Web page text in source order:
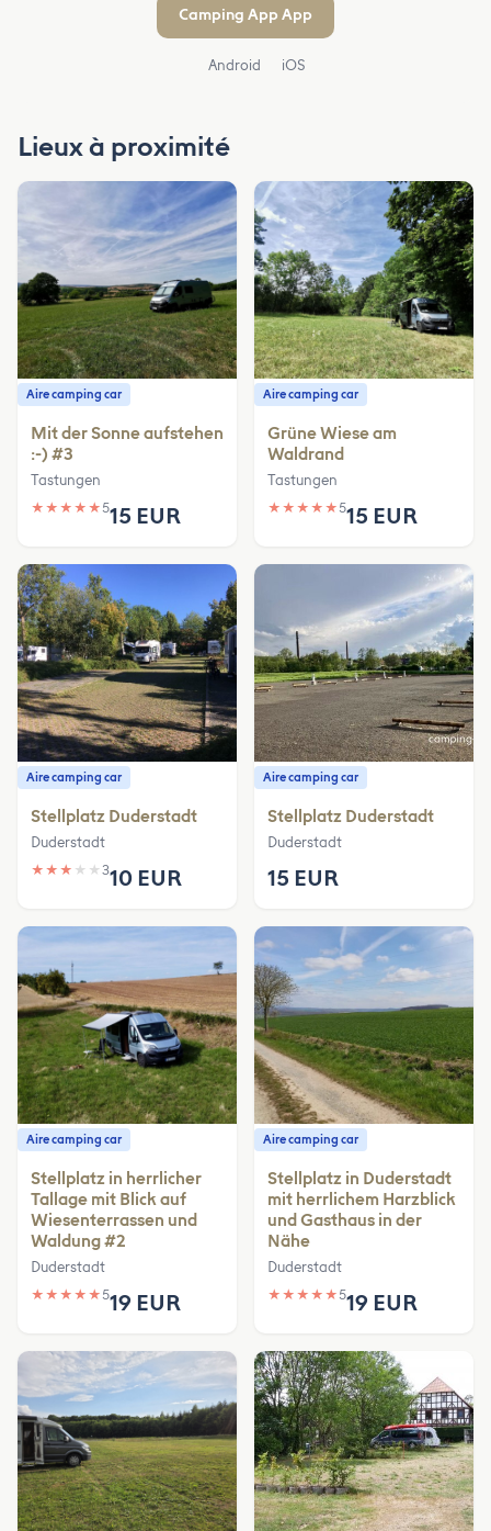
Camping App App
Android iOS
Lieux à proximité
Aire camping car
Mit der Sonne aufstehen
:-) #3
Tastungen
★ ★ ★ ★ ★515 EUR
Aire camping car
Grüne Wiese am
Waldrand
Tastungen
★ ★ ★ ★ ★515 EUR
Aire camping car
Stellplatz Duderstadt
Duderstadt
★ ★ ★ ★ ★ 310 EUR
Aire camping car
Stellplatz Duderstadt
Duderstadt
15 EUR
Aire camping car
Stellplatz in herrlicher
Tallage mit Blick auf
Wiesenterrassen und
Waldung #2
Duderstadt
★ ★ ★ ★ ★519 EUR
Aire camping car
Stellplatz in Duderstadt
mit herrlichem Harzblick
und Gasthaus in der
Nähe
Duderstadt
★ ★ ★ ★ ★519 EUR